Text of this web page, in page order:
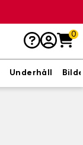
0
Underhåll